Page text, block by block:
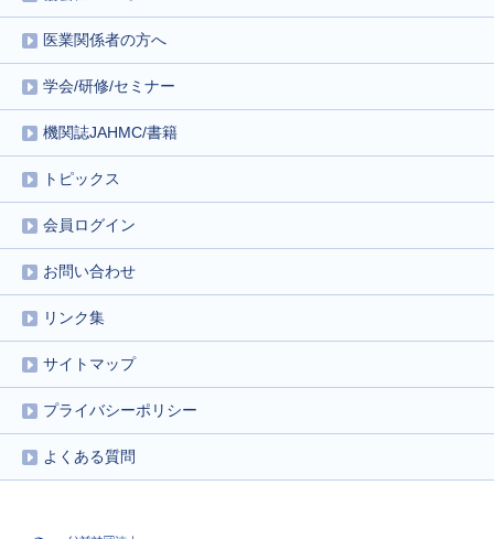
医業関係者の方へ
学会/研修/セミナー
機関誌JAHMC/書籍
トピックス
会員ログイン
お問い合わせ
リンク集
サイトマップ
プライバシーポリシー
よくある質問